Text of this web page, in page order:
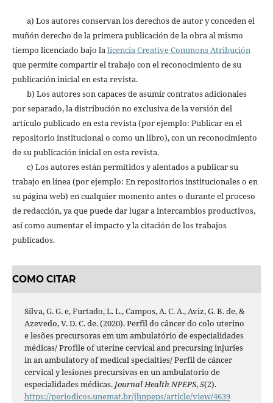
a) Los autores conservan los derechos de autor y conceden el
muñón derecho de la primera publicación de la obra al mismo
tiempo licenciado bajo lalicencia Creative Commons Atribución
que permite compartir el trabajo con el reconocimiento de su
publicación inicial en esta revista.
b) Los autores son capaces de asumir contratos adicionales
por separado, la distribución no exclusiva de la versión del
artículo publicado en esta revista (por ejemplo: Publicar en el
repositorio institucional o como un libro), con un reconocimiento
de su publicación inicial en esta revista.
c) Los autores están permitidos y alentados a publicar su
trabajo en línea (por ejemplo: En repositorios institucionales o en
su página web) en cualquier momento antes o durante el proceso
de redacción, ya que puede dar lugar a intercambios productivos,
así como aumentar el impacto y la citación de los trabajos
publicados.
COMO CITAR
Silva, G. G. e, Furtado, L. L., Campos, A. C. A., Aviz, G. B. de, &
Azevedo, V. D. C. de. (2020). Perfil do câncer do colo uterino
e lesões precursoras em um ambulatório de especialidades
médicas/ Profile of uterine cervical and precursing injuries
in an ambulatory of medical specialties/ Perfil de cáncer
cervical y lesiones precursivas en un ambulatorio de
especialidades médicas. Journal Health NPEPS,5(2).
https://periodicos.unemat.br/jhnpeps/article/view/4639